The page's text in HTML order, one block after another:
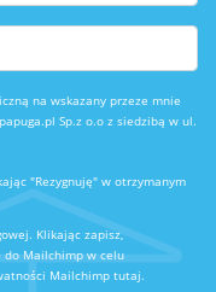
na wskazany przeze mnie
Sp.z o.o z siedzibą w ul.
"Rezygnuję" w otrzymanym
Klikając zapisz,
do Mailchimp w celu
Mailchimp tutaj.